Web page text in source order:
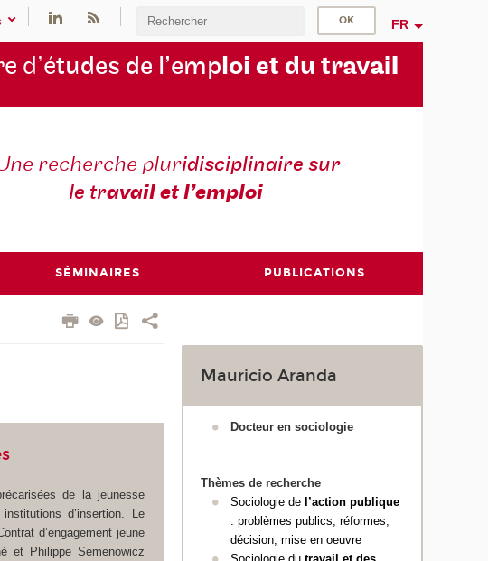
FR
d’études de l’emploi et du travail
recherche pluridisciplinaire sur
le travail et l’emploi
SÉMINAIRES PUBLICATIONS
de la jeunesse
d’insertion. Le
d’engagement jeune
et Philippe Semenowicz
Mauricio Aranda
Docteur en sociologie
Thèmes de recherche
Sociologie de l’action publique
: problèmes publics, réformes,
décision, mise en oeuvre